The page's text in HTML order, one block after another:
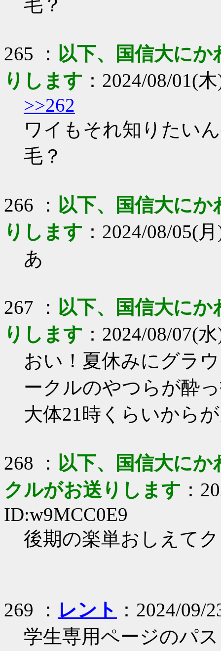
毛？
265 ： 以下、国信大に
りします ：2024/08/01(
>>262
ワイもそれ知りたい
毛？
266 ： 以下、国信大に
りします ：2024/08/05(
あ
267 ： 以下、国信大に
りします ：2024/08/07(
おい！夏休みにグラ
ークルのやつらが酔
大体21時くらいから
268 ： 以下、国信大に
クルがお送りします ：
ID:w9MCC0E9
後期の楽単おしえて
269 ： レント ：2024/09/
学生専用ページのパ